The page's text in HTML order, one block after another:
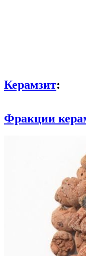
Керамзит:
Фракции